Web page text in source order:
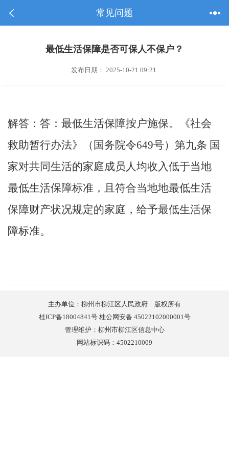
常见问题
最低生活保障是否可保人不保户？
发布日期： 2025-10-21 09:21
解答：答：最低生活保障按户施保。《社会
救助暂行办法》（国务院令649号）第九条 国
家对共同生活的家庭成员人均收入低于当地
最低生活保障标准，且符合当地地最低生活
保障财产状况规定的家庭，给予最低生活保
障标准。
主办单位：柳州市柳江区人民政府 版权所有
桂ICP备18004841号 桂公网安备 45022102000001号
管理维护：柳州市柳江区信息中心
网站标识码：4502210009